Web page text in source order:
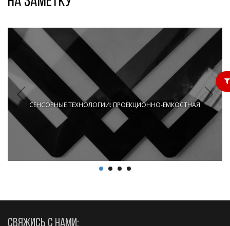
СЕНСОРНЫЕ ТЕХНОЛОГИИ: ПРОЕКЦИОННО-ЁМКОСТНАЯ
СВЯЖИСЬ С НАМИ: